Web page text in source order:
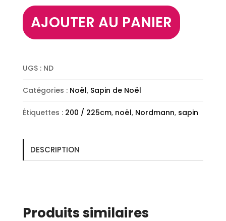
Sapin
Nordmann
225AJOUTER AU PANIER
UGS : ND
Catégories : Noël, Sapin de Noël
Étiquettes : 200 / 225cm, noël, Nordmann, sapin
DESCRIPTION
Produits similaires